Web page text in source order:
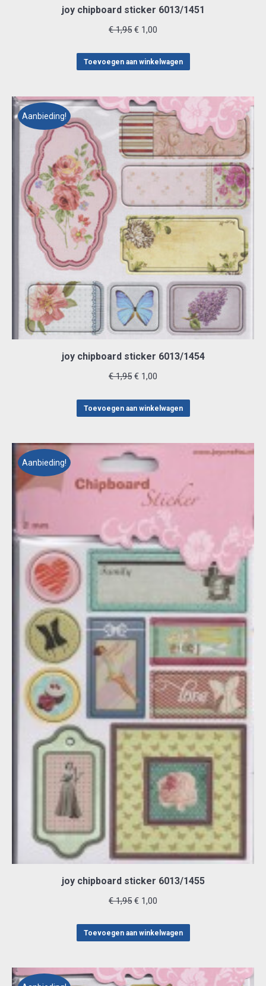
joy chipboard sticker 6013/1451
€1,95 Oorspronkelijke
was:
€ 1,00
is:
Toevoegen aan winkelwagen
Aanbieding!
joy chipboard sticker 6013/1454
€1,95 Oorspronkelijke
was:
€ 1,00
is:
Toevoegen aan winkelwagen
Aanbieding!
joy chipboard sticker 6013/1455
€1,95 Oorspronkelijke
was:
€ 1,00
is:
Toevoegen aan winkelwagen